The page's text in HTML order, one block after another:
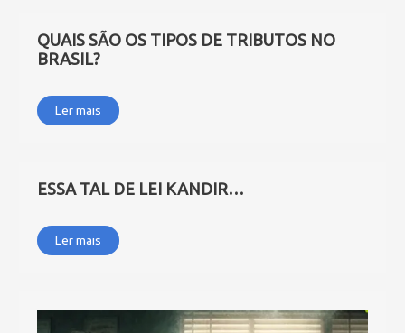
QUAIS SÃO OS TIPOS DE TRIBUTOS NO
BRASIL?
Ler mais
ESSA TAL DE LEI KANDIR…
Ler mais